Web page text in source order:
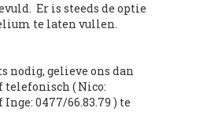
Er is steeds de optie
te laten vullen.
nodig, gelieve ons dan
( Nico:
Inge: 0477/66.83.79 ) te